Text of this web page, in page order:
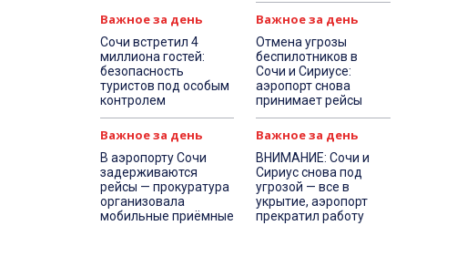
Важное за день
Сочи встретил 4
миллиона гостей:
безопасность
туристов под особым
контролем
Важное за день
Отмена угрозы
беспилотников в
Сочи и Сириусе:
аэропорт снова
принимает рейсы
Важное за день
В аэропорту Сочи
задерживаются
рейсы — прокуратура
организовала
мобильные приёмные
Важное за день
ВНИМАНИЕ: Сочи и
Сириус снова под
угрозой — все в
укрытие, аэропорт
прекратил работу